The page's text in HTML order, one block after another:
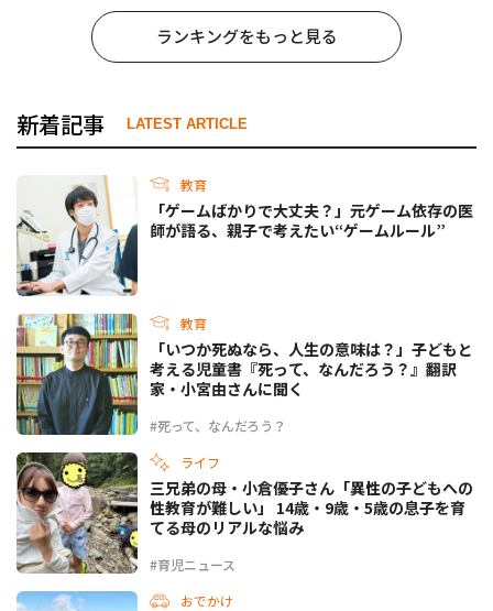
ランキングをもっと見る
新着記事 LATEST ARTICLE
教育
「ゲームばかりで大丈夫？」元ゲーム依存の医
師が語る、親子で考えたい“ゲームルール”
教育
#死って、なんだろう？
「いつか死ぬなら、人生の意味は？」子どもと
考える児童書『死って、なんだろう？』翻訳
家・小宮由さんに聞く
ライフ
#育児ニュース
三兄弟の母・小倉優子さん「異性の子どもへの
性教育が難しい」 14歳・9歳・5歳の息子を育
てる母のリアルな悩み
おでかけ